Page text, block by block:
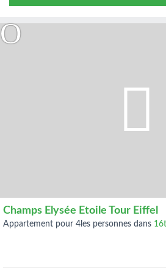
Champs Elysée Etoile Tour Eiffel
appartement pour 4les personnes dans